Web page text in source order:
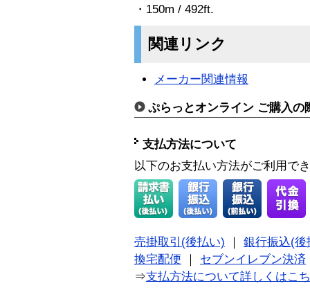
・150m / 492ft.
関連リンク
メーカー関連情報
ぷらっとオンライン ご購入の
支払方法について
以下のお支払い方法がご利用で
売掛取引(後払い)
銀行振込(後
換宅配便
セブンイレブン決済
⇒支払方法について詳しくはこ